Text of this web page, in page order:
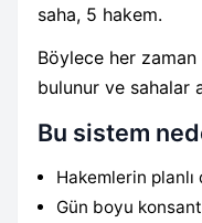
saha, 5 hakem.
Böylece her
bulunur ve sahalar
Bu sistem
Hakemlerin
Gün boyu